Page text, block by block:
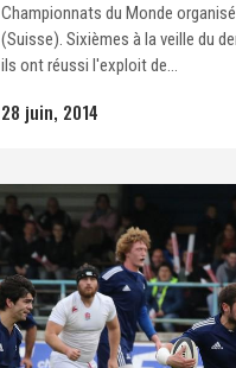
Championnats du Monde
(Suisse). Sixièmes à la veille du
ils ont réussi l'exploit de...
28 juin, 2014